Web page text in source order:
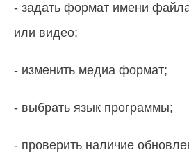
- задать формат имени
или видео;
- изменить медиа формат;
- выбрать язык программы;
- проверить наличие